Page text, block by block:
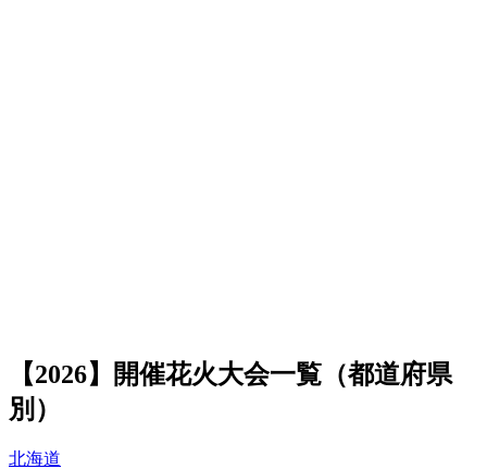
【2026】開催花火大会一覧（都道府県
別）
北海道